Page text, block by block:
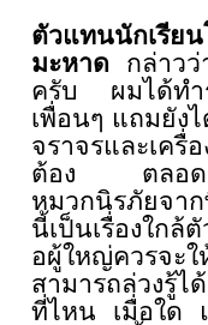
ตัวแทนนักเรียน
มะหาด กล่าว
ครับ ผมได้ทำ
เพื่อนๆ แถมยัง
จราจรและเครื่
ต้อง ตลอดจ
หมวกนิรภัยจาก
นี้เป็นเรื่องใกล้ตั
อผู้ใหญ่ควรจะ
สามารถล่วงรู้ไ
ที่ไหน เมื่อใด